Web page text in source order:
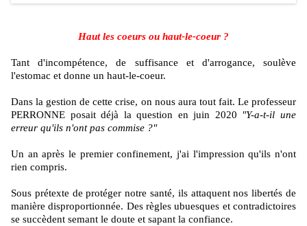
Haut les coeurs ou haut-le-coeur ?
Tant d'incompétence, de suffisance et d'arrogance, soulève
l'estomac et donne un haut-le-coeur.
Dans la gestion de cette crise, on nous aura tout fait. Le professeur
PERRONNE posait déjà la question en juin 2020 "Y-a-t-il une
erreur qu'ils n'ont pas commise ?"
Un an après le premier confinement, j'ai l'impression qu'ils n'ont
rien compris.
Sous prétexte de protéger notre santé, ils attaquent nos libertés de
manière disproportionnée. Des règles ubuesques et contradictoires
se succèdent semant le doute et sapant la confiance.